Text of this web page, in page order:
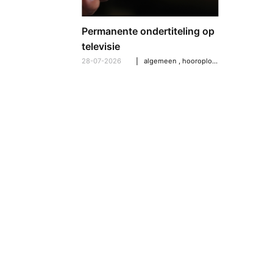
Permanente ondertiteling op
televisie
28-07-2026 algemeen ,hooroplossingen